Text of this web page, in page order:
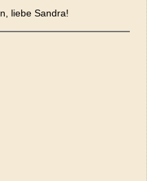
liebe Sandra!